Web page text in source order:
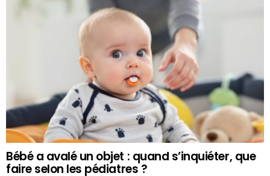
Bébé a avalé un objet : quand s’inquiéter, que
faire selon les pédiatres ?